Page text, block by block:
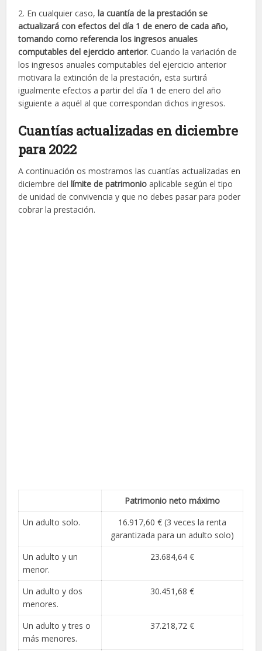
2. En cualquier caso, la cuantía de la prestación se
actualizará con efectos del día 1 de enero de cada año,
tomando como referencia los ingresos anuales
computables del ejercicio anterior. Cuando la variación de
los ingresos anuales computables del ejercicio anterior
motivara la extinción de la prestación, esta surtirá
igualmente efectos a partir del día 1 de enero del año
siguiente a aquél al que correspondan dichos ingresos.
Cuantías actualizadas en diciembre
para 2022
A continuación os mostramos las cuantías actualizadas en
diciembre dellímite de patrimonioaplicable según el tipo
de unidad de convivencia y que no debes pasar para poder
cobrar la prestación.
Patrimonio neto máximo
Un adulto solo.
16.917,60 € (3 veces la renta
garantizada para un adulto solo)
Un adulto y un
menor.
23.684,64 €
Un adulto y dos
menores.
30.451,68 €
Un adulto y tres o
más menores.
37.218,72 €